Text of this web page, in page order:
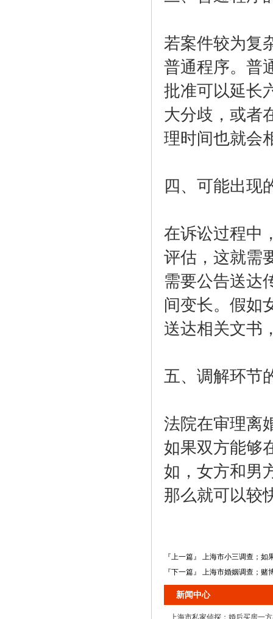
若案件较为复
普通程序。普
批准可以延长
大分歧，或者
理时间也就会
四、可能出现
在诉讼过程中
评估，这就需
需要公告送达
间变长。假如
送达相关文书
五、调解环节
法院在审理离
如果双方能够
如，女方和男
那么就可以较
『上一篇』 上海市小三调查；
『下一篇』 上海市婚姻调查；
新闻中心
上海市私家侦探；婚后买房一